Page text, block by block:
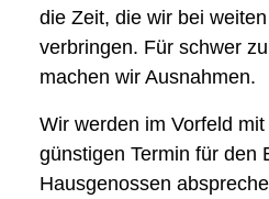
die Zeit, die wir bei
verbringen. Für schwer
machen wir Ausnahmen.
Wir werden im Vorfeld
günstigen Termin für den
Hausgenossen